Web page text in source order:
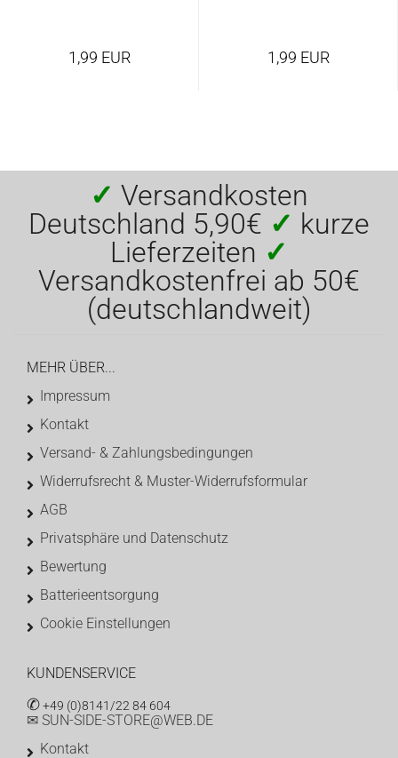
1,99 EUR 1,99 EUR
✓ Versandkosten
Deutschland 5,90€ ✓ kurze
Lieferzeiten ✓
Versandkostenfrei ab 50€
(deutschlandweit)
MEHR ÜBER...
Impressum
Kontakt
Versand- & Zahlungsbedingungen
Widerrufsrecht & Muster-Widerrufsformular
AGB
Privatsphäre und Datenschutz
Bewertung
Batterieentsorgung
Cookie Einstellungen
KUNDENSERVICE
✆+49 (0)8141/22 84 604
✉ SUN-SIDE-STORE@WEB.DE
Kontakt